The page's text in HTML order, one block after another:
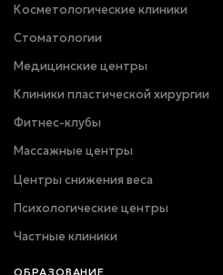
Косметологические клиники
Стоматологии
Медицинские центры
Клиники пластической хирургии
Фитнес-клубы
Массажные центры
Центры снижения веса
Психологические центры
Частные клиники
ОБРАЗОВАНИЕ